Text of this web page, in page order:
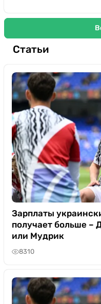
Статьи
Зарплаты
получает больше –
или Мудрик
8310